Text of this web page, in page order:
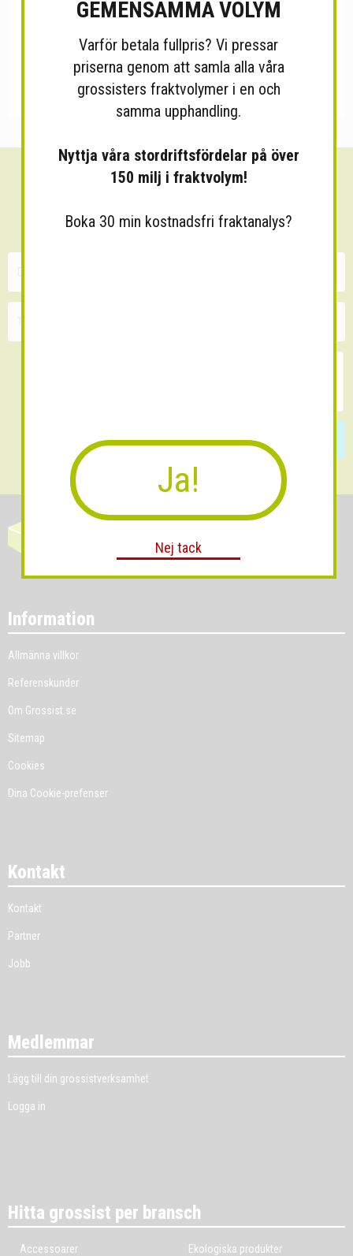
Sänk dina fraktkostnader!
30 minuters kostnadsfri konsultation
Information
Allmänna villkor
Referenskunder
Om Grossist.se
Sitemap
Cookies
Dina Cookie-prefenser
Kontakt
Kontakt
Partner
Jobb
Medlemmar
Lägg till din grossistverksamhet
Logga in
Hitta grossist per bransch
Accessoarer Ekologiska produkter
GEMENSAMMA VOLYM
Varför betala fullpris? Vi pressar
priserna genom att samla alla våra
grossisters fraktvolymer i en och
samma upphandling.
Nyttja våra stordriftsfördelar på över
150 milj i fraktvolym!
Boka 30 min kostnadsfri fraktanalys?
Ja!
Nej tack